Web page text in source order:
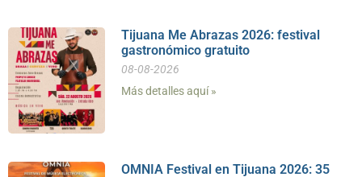
Tijuana Me Abrazas 2026: festival
gastronómico gratuito
08-08-2026
Más detalles aquí »
OMNIA Festival en Tijuana 2026: 35